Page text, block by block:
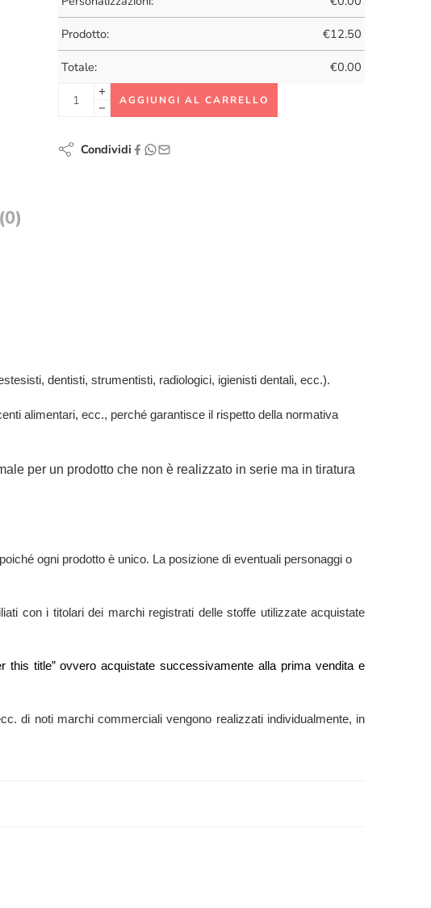
Prodotto: €12.50
Totale: €0.00
AGGIUNGI AL CARRELLO
Condividi
dentisti, strumentisti, radiologici, igienisti dentali, ecc.).
alimentari, ecc., perché garantisce il rispetto della normativa
per un prodotto che non è realizzato in serie ma in tiratura
ogni prodotto è unico. La posizione di eventuali personaggi o
con i titolari dei marchi registrati delle stoffe utilizzate acquistate
title” ovvero acquistate successivamente alla prima vendita e
di noti marchi commerciali vengono realizzati individualmente, in